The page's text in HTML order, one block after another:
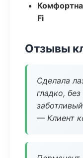
Fi
Отзывы
Сделала
гладко,
— Клиент